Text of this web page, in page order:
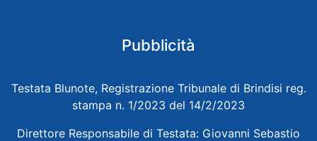
Pubblicità
Testata Blunote, Registrazione Tribunale di Brindisi reg.
stampa n. 1/2023 del 14/2/2023
Direttore Responsabile di Testata: Giovanni Sebastio